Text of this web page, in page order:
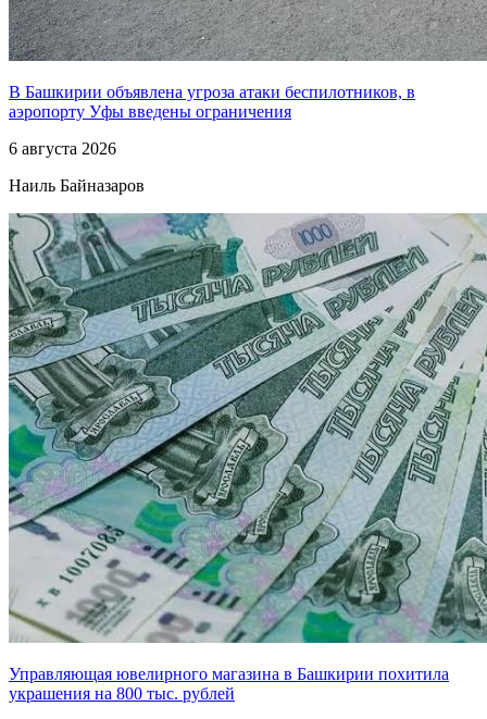
В Башкирии объявлена угроза атаки беспилотников, в
аэропорту Уфы введены ограничения
6 августа 2026
Наиль Байназаров
Управляющая ювелирного магазина в Башкирии похитила
украшения на 800 тыс. рублей